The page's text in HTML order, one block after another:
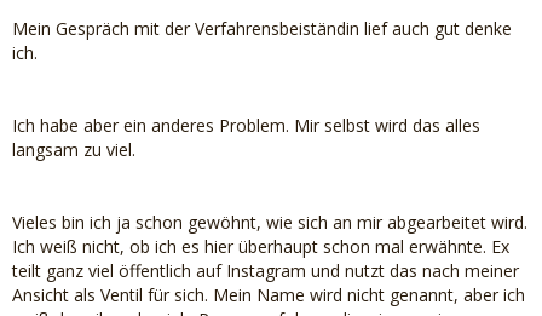
Mein Gespräch mit der Verfahrensbeiständin lief auch gut denke
ich.
Ich habe aber ein anderes Problem. Mir selbst wird das alles
langsam zu viel.
Vieles bin ich ja schon gewöhnt, wie sich an mir abgearbeitet wird.
Ich weiß nicht, ob ich es hier überhaupt schon mal erwähnte. Ex
teilt ganz viel öffentlich auf Instagram und nutzt das nach meiner
Ansicht als Ventil für sich. Mein Name wird nicht genannt, aber ich